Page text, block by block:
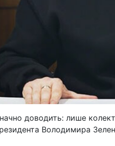
доводить: лише
Володимира